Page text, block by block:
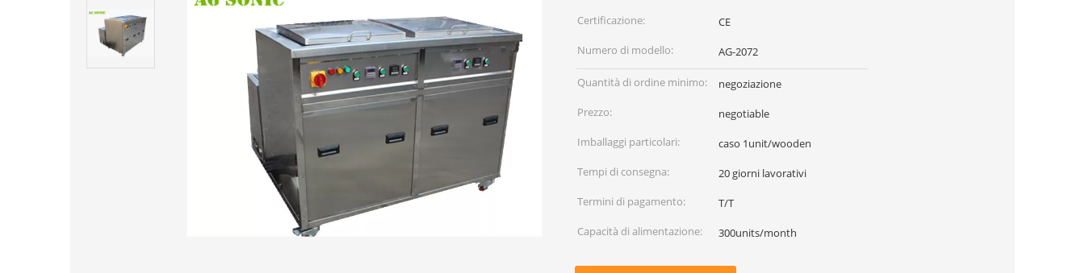
Certificazione:
CE
Numero di modello:
AG-2072
Quantità di ordine minimo:
negoziazione
Prezzo:
negotiable
Imballaggi particolari:
caso 1unit/wooden
Tempi di consegna:
20 giorni lavorativi
Termini di pagamento:
T/T
Capacità di alimentazione:
300units/month